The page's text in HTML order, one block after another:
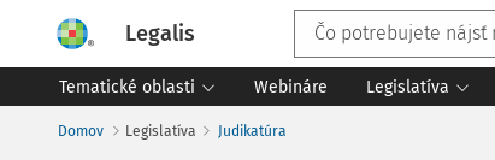
Legalis
Tematické oblasti Webináre Legislatíva
Domov Legislatíva Judikatúra